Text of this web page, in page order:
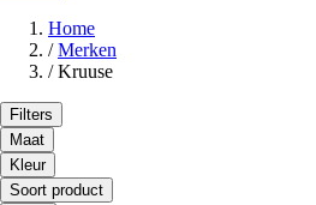
Home
/ Merken
/ Kruuse
Filters
Maat
Kleur
Soort product